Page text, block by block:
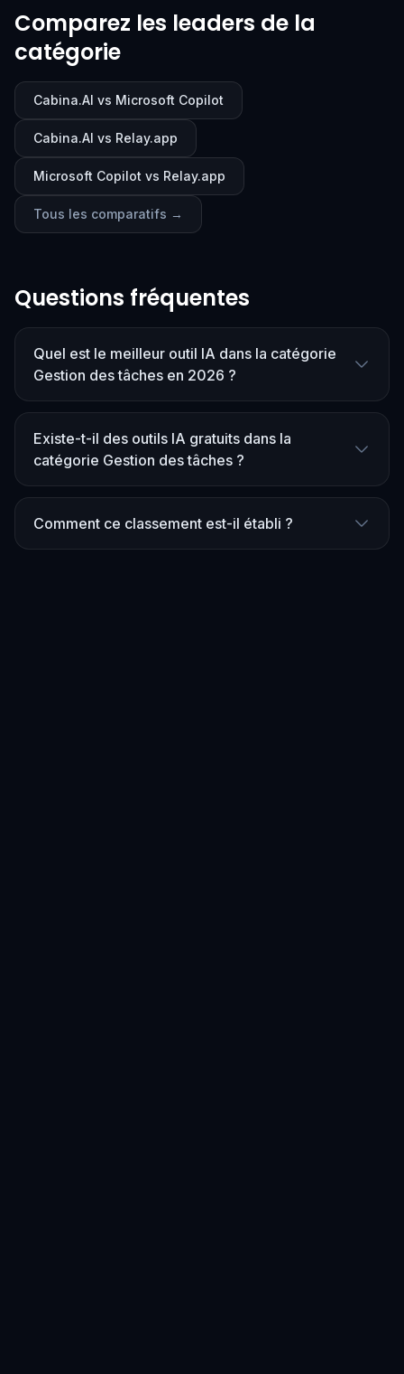
Comparez les leaders de la
catégorie
Cabina.AI vs Microsoft Copilot
Cabina.AI vs Relay.app
Microsoft Copilot vs Relay.app
Tous les comparatifs →
Questions fréquentes
Quel est le meilleur outil IA dans la catégorie
Gestion des tâches en 2026 ?
Existe-t-il des outils IA gratuits dans la
catégorie Gestion des tâches ?
Comment ce classement est-il établi ?